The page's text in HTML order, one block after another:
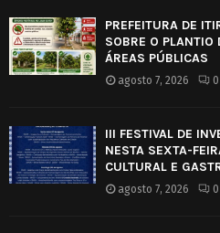
PREFEITURA DE
SOBRE O PLANTIO
ÁREAS PÚBLICAS
agosto 7, 2026 0
III FESTIVAL DE
NESTA SEXTA-
CULTURAL E
agosto 7, 2026 0